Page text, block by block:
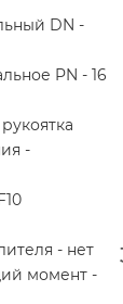
DN -
PN - 16
-
- нет
момент -